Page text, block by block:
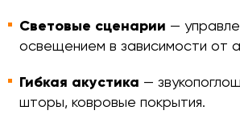
Световые сценарии —
освещением в зависимости от
Гибкая акустика —
шторы, ковровые покрытия.